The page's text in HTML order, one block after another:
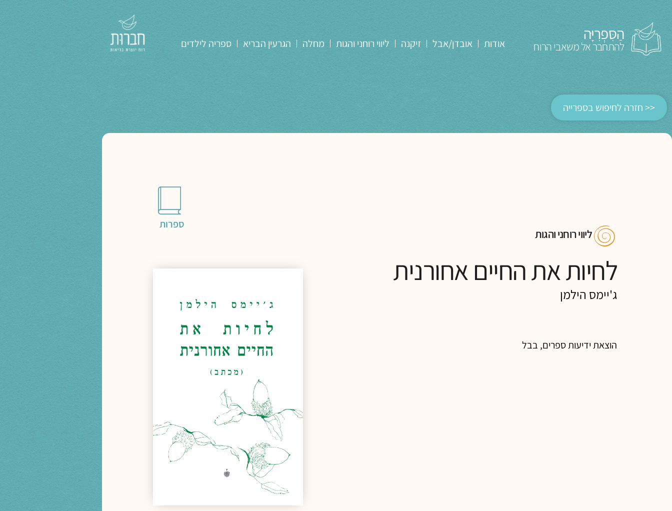
הַסִּפְרִיָּה
להתחבר אל משאבי הרוח אודות אובדן/אבל זיקנה ליווי רוחני והגות מחלה הגרעין הבריא ספריה לילדים
<< חזרה לחיפוש בספרייה
ספרות
ליווי רוחני והגות
לחיות את החיים אחורנית
ג'יימס הילמן
הוצאת ידיעות ספרים, בבל